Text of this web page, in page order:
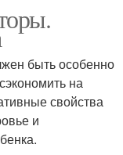
быть особенно
на
свойства
и